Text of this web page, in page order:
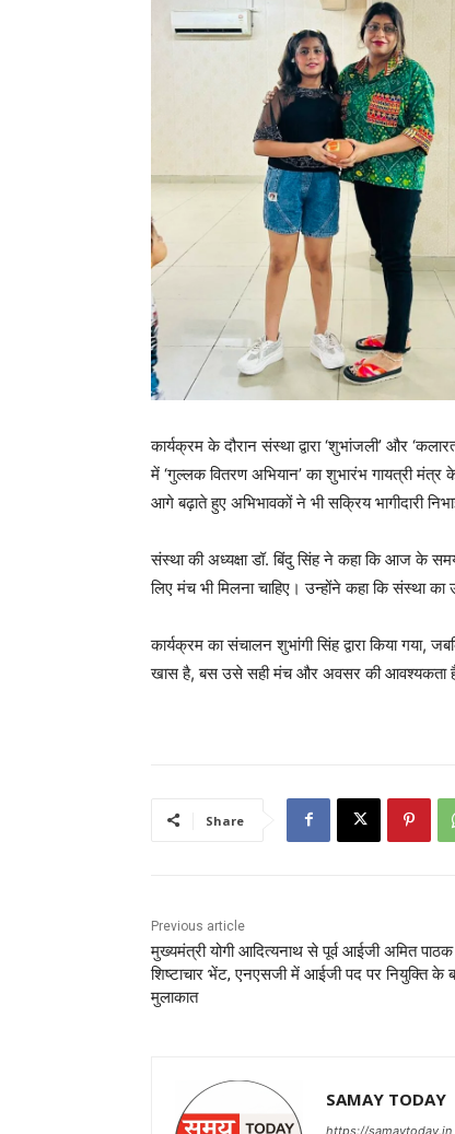
कार्यक्रम के दौरान संस्था द्वारा ‘शुभांजली’ और
में ‘गुल्लक वितरण अभियान’ का शुभारंभ गायत्री
आगे बढ़ाते हुए अभिभावकों ने भी सक्रिय भागीदारी
संस्था की अध्यक्षा डॉ. बिंदु सिंह ने कहा कि आज के
लिए मंच भी मिलना चाहिए। उन्होंने कहा कि संस्था का
कार्यक्रम का संचालन शुभांगी सिंह द्वारा किया गया,
खास है, बस उसे सही मंच और अवसर की आवश्यकता
Share
Previous article
मुख्यमंत्री योगी आदित्यनाथ से पूर्व आईजी अमित
शिष्टाचार भेंट, एनएसजी में आईजी पद पर नियुक्ति के
मुलाकात
SAMAY TODAY
https://samaytoday.in